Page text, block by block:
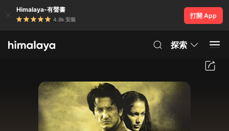
Himalaya-有聲書
4.8k 安裝
打開 App
探索